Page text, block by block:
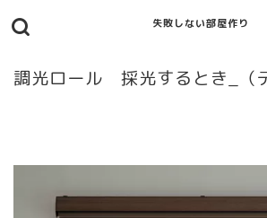
失敗しない部屋作り
調光ロール 採光するとき_（